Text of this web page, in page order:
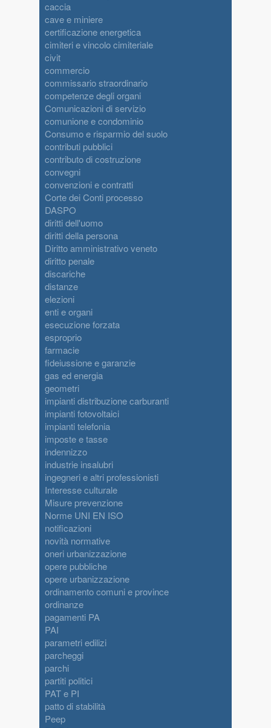
caccia
cave e miniere
certificazione energetica
cimiteri e vincolo cimiteriale
civit
commercio
commissario straordinario
competenze degli organi
Comunicazioni di servizio
comunione e condominio
Consumo e risparmio del suolo
contributi pubblici
contributo di costruzione
convegni
convenzioni e contratti
Corte dei Conti processo
DASPO
diritti dell'uomo
diritti della persona
Diritto amministrativo veneto
diritto penale
discariche
distanze
elezioni
enti e organi
esecuzione forzata
esproprio
farmacie
fideiussione e garanzie
gas ed energia
geometri
impianti distribuzione carburanti
impianti fotovoltaici
impianti telefonia
imposte e tasse
indennizzo
industrie insalubri
ingegneri e altri professionisti
Interesse culturale
Misure prevenzione
Norme UNI EN ISO
notificazioni
novità normative
oneri urbanizzazione
opere pubbliche
opere urbanizzazione
ordinamento comuni e province
ordinanze
pagamenti PA
PAI
parametri edilizi
parcheggi
parchi
partiti politici
PAT e PI
patto di stabilità
Peep